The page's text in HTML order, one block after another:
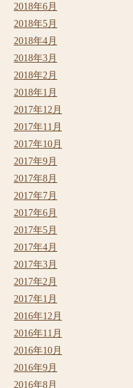
2018年6月
2018年5月
2018年4月
2018年3月
2018年2月
2018年1月
2017年12月
2017年11月
2017年10月
2017年9月
2017年8月
2017年7月
2017年6月
2017年5月
2017年4月
2017年3月
2017年2月
2017年1月
2016年12月
2016年11月
2016年10月
2016年9月
2016年8月